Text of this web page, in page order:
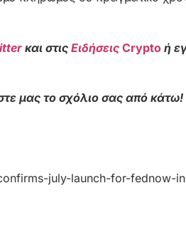
και στις Ειδήσεις Crypto ή
μας το σχόλιο σας από κάτω!
july-launch-for-fednow-